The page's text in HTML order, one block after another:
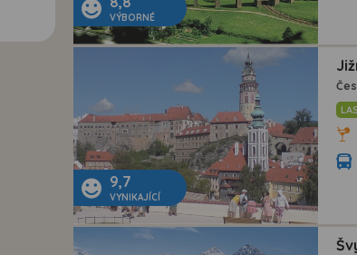
VÝBORNÉ
9,7
VYNIKAJÍCÍ